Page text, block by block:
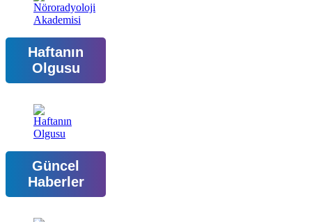
Haftanın
Olgusu
Güncel
Haberler